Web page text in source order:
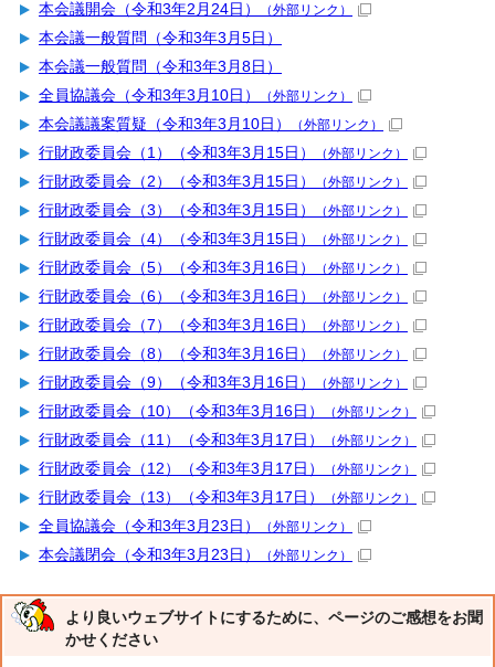
本会議開会（令和3年2月24日） （外部リンク）
本会議一般質問（令和3年3月5日）
本会議一般質問（令和3年3月8日）
全員協議会（令和3年3月10日）
（外部リンク）
本会議議案質疑（令和3年3月10日） （外部リンク）
行財政委員会（1）（令和3年3月15日） （外部リンク）
行財政委員会（2）（令和3年3月15日） （外部リンク）
行財政委員会（3）（令和3年3月15日） （外部リンク）
行財政委員会（4）（令和3年3月15日） （外部リンク）
行財政委員会（5）（令和3年3月16日） （外部リンク）
行財政委員会（6）（令和3年3月16日） （外部リンク）
行財政委員会（7）（令和3年3月16日） （外部リンク）
行財政委員会（8）（令和3年3月16日） （外部リンク）
行財政委員会（9）（令和3年3月16日） （外部リンク）
行財政委員会（10）（令和3年3月16日） （外部リンク）
行財政委員会（11）（令和3年3月17日） （外部リンク）
行財政委員会（12）（令和3年3月17日） （外部リンク）
行財政委員会（13）（令和3年3月17日） （外部リンク）
全員協議会（令和3年3月23日） （外部リンク）
本会議閉会（令和3年3月23日） （外部リンク）
より良いウェブサイトにするために、ページのご感想をお聞
かせください